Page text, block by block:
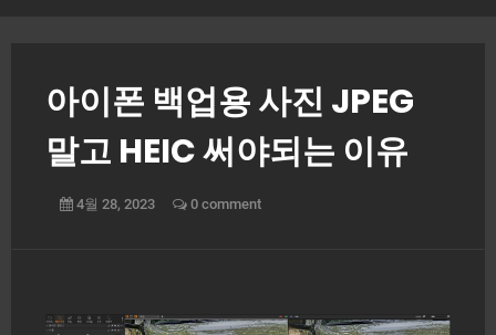
아이폰 백업용 사진 JPEG
말고 HEIC 써야되는 이유
4월 28, 2023 0 comment